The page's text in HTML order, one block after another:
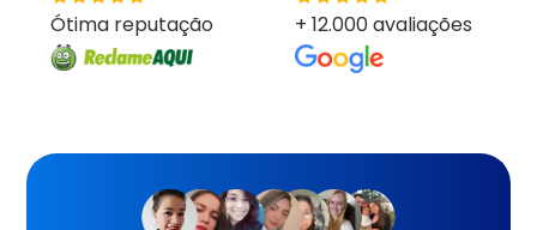
Ótima reputação + 12.000 avaliações